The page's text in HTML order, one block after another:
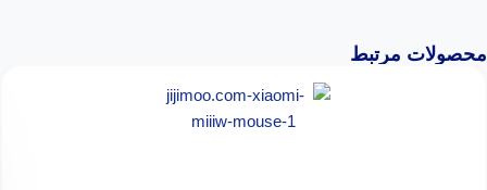
محصولات مرتبط